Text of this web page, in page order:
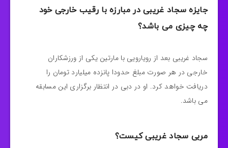
جایزه سجاد غریبی در مبارزه با رقیب خارجی خود
چه چیزی می باشد؟
سجاد غریبی بعد از رویارویی با مارتین یکی از ورزشکاران
خارجی در هر صورت مبلغ حدودا پانزده میلیارد تومان را
دریافت خواهد کرد. او در دبی در انتظار برگزاری این مسابقه
می باشد.
مربی سجاد غریبی کیست؟